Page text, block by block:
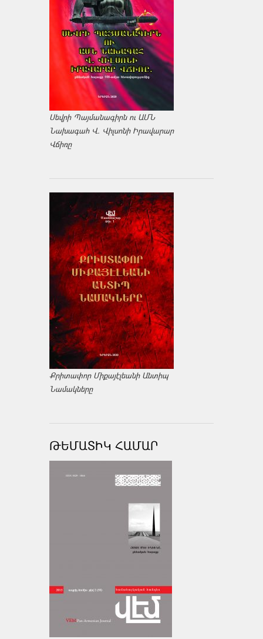
Սեվրի Պայմանագիրն ու ԱՄՆ
Նախագահ Վ. Վիլսոնի Իրավարար
Վճիռը
Քրիտափոր Միքայէլեանի Անտիպ
Նամակները
ԹԵՄԱՏԻԿ ՀԱՄԱՐ